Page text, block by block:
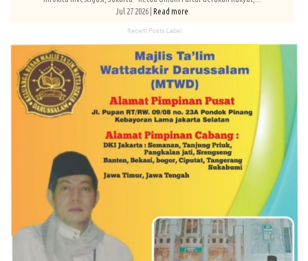
Jul 27 2026 | Read more
Recent Posts Label